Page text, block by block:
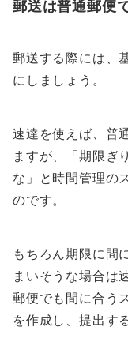
郵送は普通郵便
郵送する際には、
にしましょう。
速達を使えば、普
ますが、「期限ぎ
な」と時間管理の
のです。
もちろん期限に間
まいそうな場合は
郵便でも間に合う
を作成し、提出す